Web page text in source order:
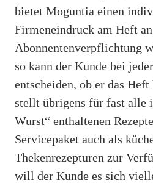
bietet Moguntia einen
Firmeneindruck am Heft
Abonnentenverpflichtung
so kann der Kunde bei
entscheiden, ob er das
stellt übrigens für fast alle
Wurst“ enthaltenen
Servicepaket auch als
Thekenrezepturen zur
will der Kunde es sich